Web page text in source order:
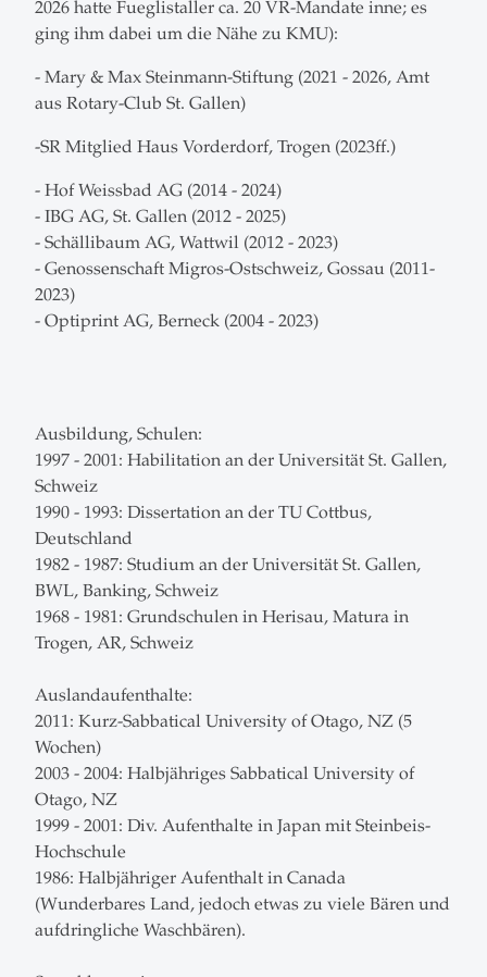
2026 hatte Fueglistaller ca. 20 VR-Mandate inne; es
ging ihm dabei um die Nähe zu KMU):
- Mary & Max Steinmann-Stiftung (2021 - 2026, Amt
aus Rotary-Club St. Gallen)
-SR Mitglied Haus Vorderdorf, Trogen (2023ff.)
- Hof Weissbad AG (2014 - 2024)
- IBG AG, St. Gallen (2012 - 2025)
- Schällibaum AG, Wattwil (2012 - 2023)
- Genossenschaft Migros-Ostschweiz, Gossau (2011-
2023)
- Optiprint AG, Berneck (2004 - 2023)
Ausbildung, Schulen:
1997 - 2001: Habilitation an der Universität St. Gallen,
Schweiz
1990 - 1993: Dissertation an der TU Cottbus,
Deutschland
1982 - 1987: Studium an der Universität St. Gallen,
BWL, Banking, Schweiz
1968 - 1981: Grundschulen in Herisau, Matura in
Trogen, AR, Schweiz
Auslandaufenthalte:
2011: Kurz-Sabbatical University of Otago, NZ (5
Wochen)
2003 - 2004: Halbjähriges Sabbatical University of
Otago, NZ
1999 - 2001: Div. Aufenthalte in Japan mit Steinbeis-
Hochschule
1986: Halbjähriger Aufenthalt in Canada
(Wunderbares Land, jedoch etwas zu viele Bären und
aufdringliche Waschbären).